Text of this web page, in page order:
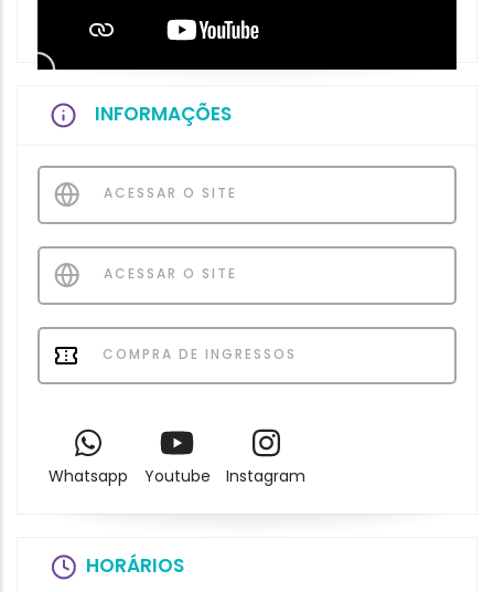
INFORMAÇÕES
ACESSAR O SITE
ACESSAR O SITE
COMPRA DE INGRESSOS
Whatsapp Youtube Instagram
HORÁRIOS